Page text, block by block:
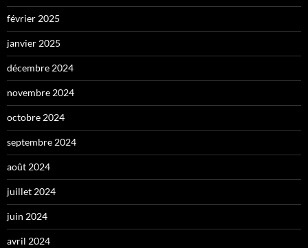
février 2025
janvier 2025
décembre 2024
novembre 2024
octobre 2024
septembre 2024
août 2024
juillet 2024
juin 2024
avril 2024